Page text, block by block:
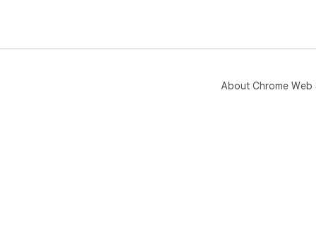
About Chrome Web